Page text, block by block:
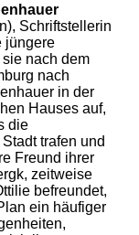
Schriftstellerin
jüngere
nach dem
nach
in der
Hauses auf,
die
trafen und
Freund ihrer
zeitweise
befreundet,
ein häufiger